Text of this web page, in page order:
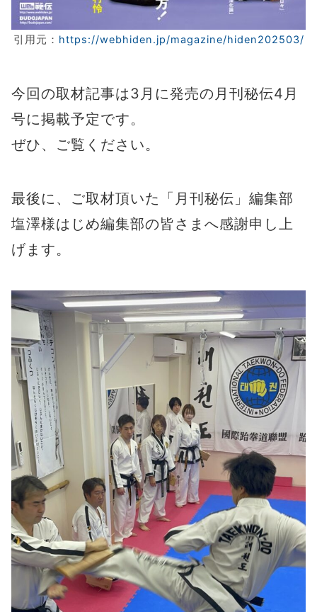
引用元： https://webhiden.jp/magazine/hiden202503/
今回の取材記事は3月に発売の月刊秘伝4月
号に掲載予定です。
ぜひ、ご覧ください。
最後に、ご取材頂いた「月刊秘伝」編集部
塩澤様はじめ編集部の皆さまへ感謝申し上
げます。